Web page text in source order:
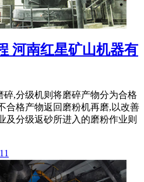
河南红星矿山机器有
碎,分级机则将磨碎产物分为合格
合格产物返回磨粉机再磨,以改善
及分级返砂所进入的磨粉作业则